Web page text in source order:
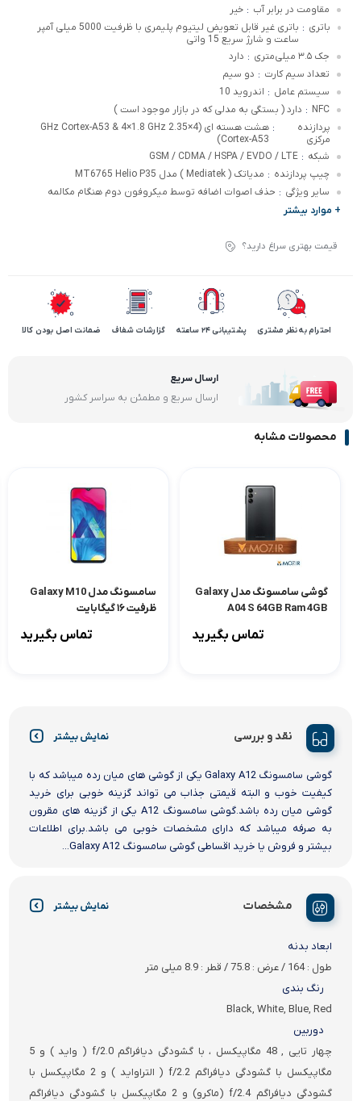
مقاومت در برابر آب : خیر
باتری :
باتری غیر قابل تعویض لیتیوم پلیمری با ظرفیت 5000 میلی آمپر
ساعت و شارژ سریع 15 واتی
جک ۳.۵ میلی‌متری
: دارد
تعداد سیم کارت : دو سیم
سیستم عامل : اندروید 10
NFC
: دارد ( بستگی به مدلی که در بازار موجود است )
پردازنده
مرکزی
:
هشت هسته ای (4×2.35 GHz Cortex-A53 & 4×1.8 GHz
Cortex-A53)
شبکه :
GSM / CDMA / HSPA / EVDO / LTE
چیپ پردازنده : مدیاتک ( Mediatek ) مدل MT6765 Helio P35
سایر ویژگی : حذف اصوات اضافه توسط میکروفون دوم هنگام مکالمه
+ موارد بیشتر
قیمت بهتری سراغ دارید؟
احترام به نظر مشتری پشتیبانی 24 ساعته گزارشات شفاف ضمانت اصل بودن کالا
ارسال سریع
ارسال سریع و مطمئن به سراسر کشور
محصولات مشابه
گوشی سامسونگ مدل Galaxy
A04 S 64GB Ram 4GB
تماس بگیرید
سامسونگ مدل Galaxy M10
ظرفیت ۱۶ گیگابایت
تماس بگیرید
نقد و بررسی نمایش بیشتر
گوشی سامسونگ Galaxy A12 یکی از گوشی های میان رده میباشد که با
کیفیت خوب و البته قیمتی جذاب می تواند گزینه خوبی برای خرید
گوشی میان رده باشد.گوشی سامسونگ A12 یکی از گزینه های مقرون
به صرفه میباشد که دارای مشخصات خوبی می باشد.برای اطلاعات
بیشتر و فروش یا خرید اقساطی گوشی سامسونگ Galaxy A12...
مشخصات نمایش بیشتر
ابعاد بدنه
طول : 164 / عرض : 75.8 / قطر : 8.9 میلی متر
رنگ بندی
Black, White, Blue, Red
دوربین
چهار تایی , 48 مگاپیکسل ، با گشودگی دیافراگم f/2.0 ( واید ) و 5
مگاپیکسل با گشودگی دیافراگم f/2.2 ( التراواید ) و 2 مگاپیکسل با
گشودگی دیافراگم f/2.4 (ماکرو) و 2 مگاپیکسل با گشودگی دیافراگم